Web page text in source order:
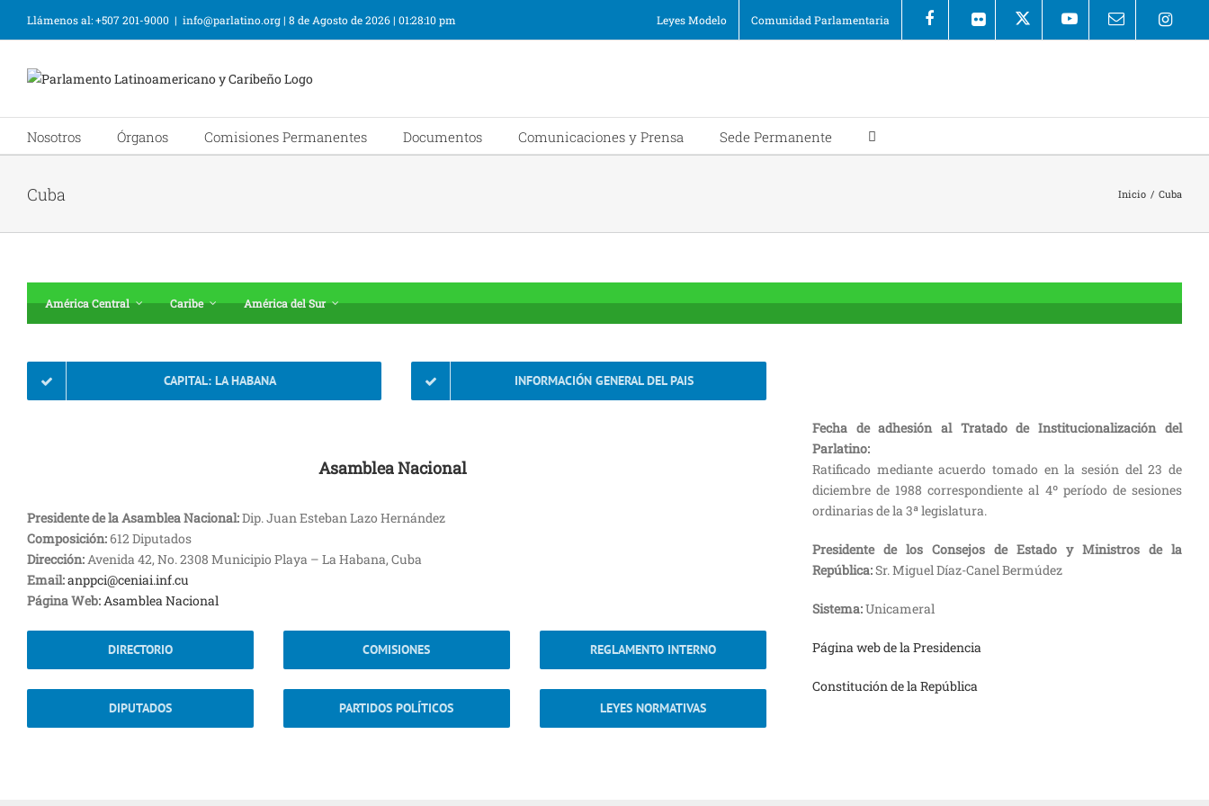
Llámenos al: +507 201-9000 | info@parlatino.org| 8 de Agosto de 2026| 01:28:10 pm Leyes Modelo Comunidad Parlamentaria
Nosotros Órganos Comisiones Permanentes Documentos Comunicaciones y Prensa Sede Permanente
Cuba Inicio / Cuba
América Central Caribe América del Sur
CAPITAL: LA HABANA INFORMACIÓN GENERAL DEL PAIS
Asamblea Nacional
Presidente de la Asamblea Nacional:Dip. Juan Esteban Lazo Hernández
Composición:612 Diputados
Dirección:Avenida 42, No. 2308 Municipio Playa – La Habana, Cuba
Email:anppci@ceniai.inf.cu
Página Web:Asamblea Nacional
DIRECTORIO
DIPUTADOS
COMISIONES
PARTIDOS POLÍTICOS
REGLAMENTO INTERNO
LEYES NORMATIVAS
Fecha de adhesión al Tratado de Institucionalización del
Parlatino:
Ratificado mediante acuerdo tomado en la sesión del 23 de
diciembre de 1988 correspondiente al 4º período de sesiones
ordinarias de la 3ª legislatura.
Presidente de los Consejos de Estado y Ministros de la
República:Sr. Miguel Díaz-Canel Bermúdez
Sistema:Unicameral
Página web de la Presidencia
Constitución de la República